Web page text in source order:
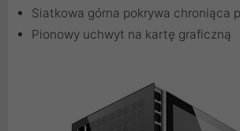
Siatkowa górna pokrywa chroniąca
Pionowy uchwyt na kartę graficzną